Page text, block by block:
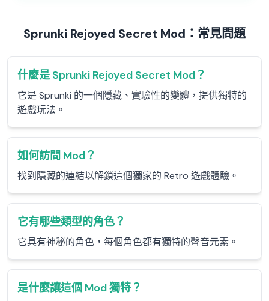
Sprunki Rejoyed Secret Mod：常見問題
什麼是 Sprunki Rejoyed Secret Mod？
它是 Sprunki 的一個隱藏、實驗性的變體，提供獨特的
遊戲玩法。
如何訪問 Mod？
找到隱藏的連結以解鎖這個獨家的 Retro 遊戲體驗。
它有哪些類型的角色？
它具有神秘的角色，每個角色都有獨特的聲音元素。
是什麼讓這個 Mod 獨特？